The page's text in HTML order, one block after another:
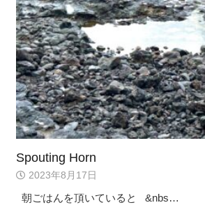
Spouting Horn
2023年8月17日
朝ごはんを頂いていると &nbs…